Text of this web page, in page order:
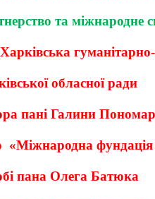
та міжнародне
гуманітарно-
обласної ради
пані Галини
фундація
пана Олега Батюка